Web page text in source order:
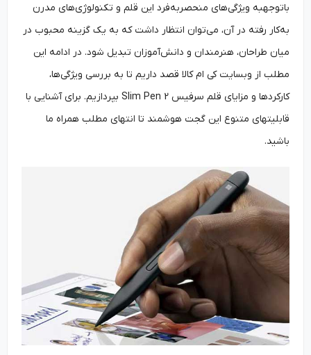
باتوجه­به ویژگی‌های منحصربه‌‌فرد این قلم و تکنولوژی‌های مدرن
به‌‌کار رفته در آن، می‌توان انتظار داشت که به یک گزینه محبوب در
میان طراحان، هنرمندان و دانش‌آموزان تبدیل شود. در ادامه این
مطلب از وبسایت کی ام کالا قصد داریم تا به بررسی ویژگی‌ها،
کارکردها و مزایای قلم سرفیس Slim Pen 2 بپردازیم. برای آشنایی با
قابلیت­های متنوع این گجت هوشمند تا انتهای مطلب همراه ما
باشید.